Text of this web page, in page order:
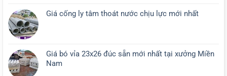
Giá cống ly tâm thoát nước chịu lực mới nhất
Giá bó vỉa 23x26 đúc sẵn mới nhất tại xưởng Miền
Nam